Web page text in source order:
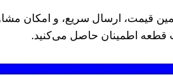
قیمت، ارسال سریع، و امکان
قطعه اطمینان حاصل می‌کنید.